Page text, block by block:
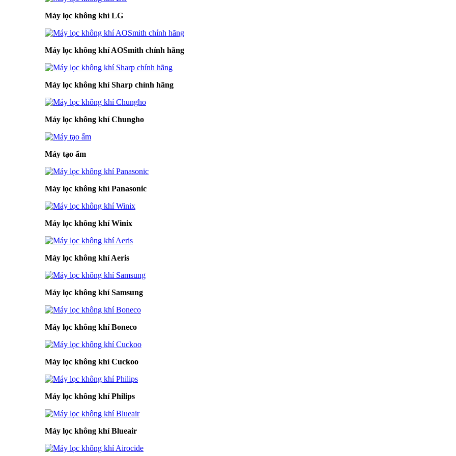
Máy lọc không khí LG
Máy lọc không khí AOSmith chính hãng
Máy lọc không khí Sharp chính hãng
Máy lọc không khí Chungho
Máy tạo ẩm
Máy lọc không khí Panasonic
Máy lọc không khí Winix
Máy lọc không khí Aeris
Máy lọc không khí Samsung
Máy lọc không khí Boneco
Máy lọc không khí Cuckoo
Máy lọc không khí Philips
Máy lọc không khí Blueair